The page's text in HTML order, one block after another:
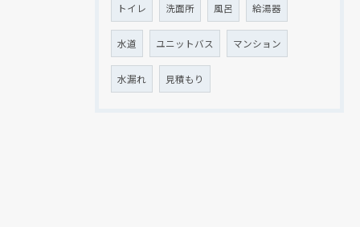
トイレ 洗面所 風呂 給湯器
水道 ユニットバス マンション
水漏れ 見積もり